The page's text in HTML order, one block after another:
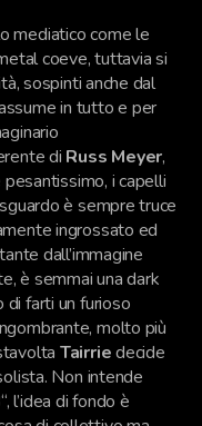
mediatico come le
coeve, tuttavia si
sospinti anche dal
in tutto e per
di Russ Meyer,
pesantissimo, i capelli
è sempre truce
ingrossato ed
dall’immagine
è semmai una dark
farti un furioso
molto più
Tairriedecide
Non intende
“, l’idea di fondo è